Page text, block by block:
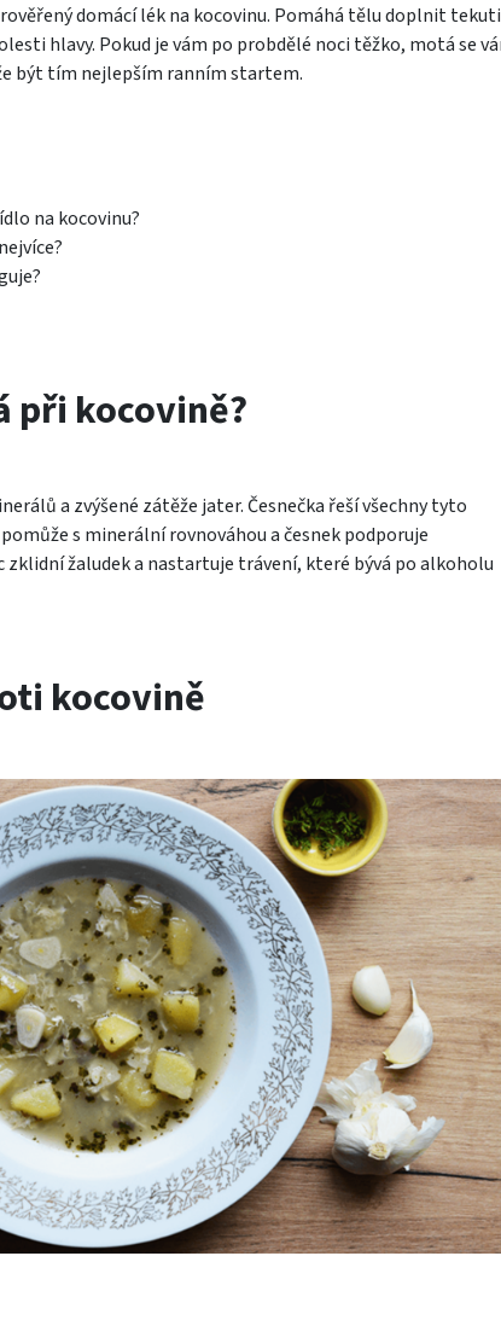
domácí lék na kocovinu. Pomáhá tělu doplnit
hlavy. Pokud je vám po probdělé noci těžko, motá se
být tím nejlepším ranním startem.
na kocovinu?
při kocovině?
a zvýšené zátěže jater. Česnečka řeší všechny tyto
s minerální rovnováhou a česnek podporuje
zklidní žaludek a nastartuje trávení, které bývá po alkoholu
kocovině